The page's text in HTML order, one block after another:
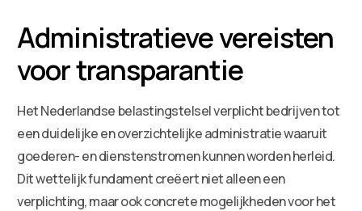
Administratieve vereisten
voor transparantie
Het Nederlandse belastingstelsel verplicht bedrijven tot
een duidelijke en overzichtelijke administratie waaruit
goederen- en dienstenstromen kunnen worden herleid.
Dit wettelijk fundament creëert niet alleen een
verplichting, maar ook concrete mogelijkheden voor het